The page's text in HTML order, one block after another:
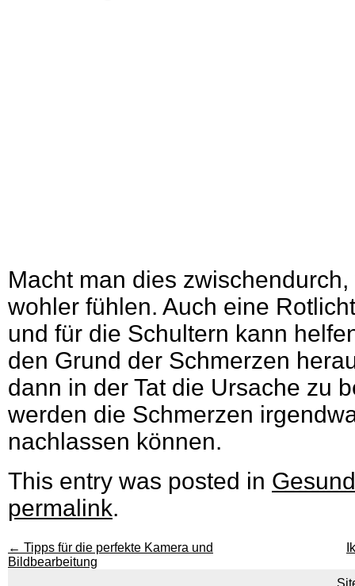
Macht man dies
wohler fühlen. Auch eine
und für die Schultern kann
den Grund der Schmerzen
dann in der Tat die Ursache zu
werden die Schmerzen
nachlassen können.
This entry was posted in
permalink.
← Tipps für die perfekte Kamera und
Bildbearbeitung